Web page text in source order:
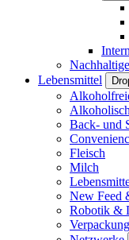
Lebensmittel
Back- und
Fleisch
Milch
New Feed
Robotik &
Verpackung